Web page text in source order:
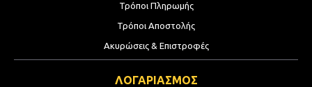
Τρόποι Πληρωμής
Τρόποι Αποστολής
Ακυρώσεις & Επιστροφές
ΛΟΓΑΡΙΑΣΜΟΣ